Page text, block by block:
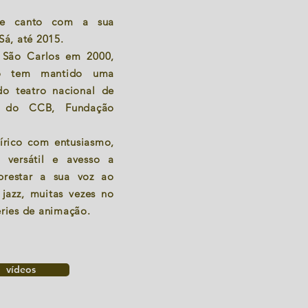
canto com a sua
até 2015.
Carlos em 2000,
tem mantido uma
teatro nacional de
CCB, Fundação
com entusiasmo,
versátil e avesso a
a sua voz ao
muitas vezes no
de animação.
vídeos